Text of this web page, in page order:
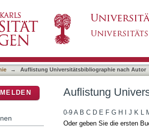
→ Auflistung Universitätsbibliographie nach Autor
Auflistung
0-9 A B C D E F G H J K L
Oder geben Sie die ersten